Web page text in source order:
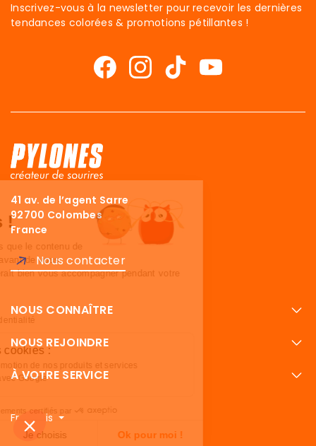
Inscrivez-vous à la newsletter pour recevoir les dernières
tendances colorées & promotions pétillantes !
41 av. de l’agent Sarre
92700 Colombes
France
Nous contacter
NOUS CONNAÎTRE
NOUS REJOINDRE
À VOTRE SERVICE
Français
Salut c'est nous...
Les Cookies !
On a attendu d'être sûrs que le contenu de
ce site vous intéresse avant de vous
déranger, mais on aimerait bien vous accompagner pendant votre
Lire la politique de confidentialité
À quoi servent ces cookies :
Optimisation de la promotion de nos produits et services
Partage de données avec Google
Consentements certifiés par
Je refuse Je choisis